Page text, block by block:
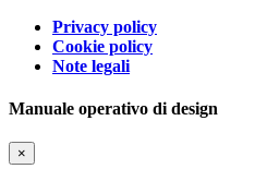
Privacy policy
Cookie policy
Note legali
Manuale operativo di design
×